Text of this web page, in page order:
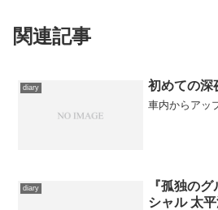
関連記事
diary 初めての深
車内からアッ
diary
『孤独の
シャル 太